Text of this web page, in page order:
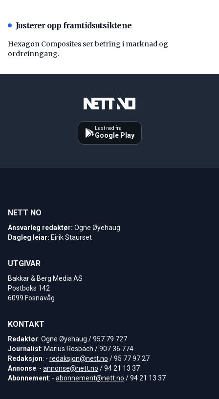
Justerer opp framtidsutsiktene
Hexagon Composites ser betring i marknad og
ordreinngang.
Last ned fra
Google Play
NETT NO
Ansvarleg redaktør: Ogne Øyehaug
Dagleg leiar: Eirik Staurset
UTGIVAR
Bakkar & Berg Media AS
Postboks 142
6099 Fosnavåg
KONTAKT
Redaktør: Ogne Øyehaug / 957 79 727
Journalist: Marius Rosbach / 907 36 774
Redaksjon: - redaksjon@nett.no / 95 77 97 27
Annonse: - annonse@nett.no / 94 21 13 37
Abonnement: - abonnement@nett.no / 94 21 13 37